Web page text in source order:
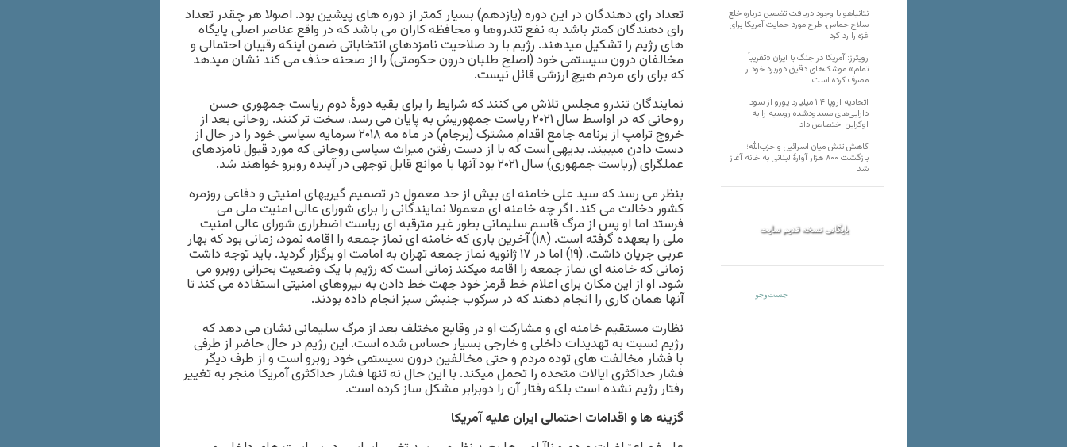
تعداد رای دهندگان در این دوره (یازدهم) بسیار کمتر از دوره های پیشین بود. اصولا هر چقدر تعداد
رای دهندگان کمتر باشد به نفع تندروها و محافظه کاران می باشد که در واقع عناصر اصلی پایگاه
های رژیم را تشکیل میدهند. رژیم با رد صلاحیت نامزدهای انتخاباتی ضمن اینکه رقیبان احتمالی و
مخالفان درون سیستمی خود (اصلح طلبان درون حکومتی) را از صحنه حذف می کند نشان میدهد
که برای رای مردم هیچ ارزشی قائل نیست.
نمایندگان تندرو مجلس تلاش می کنند که شرایط را برای بقیه دورۀ دوم ریاست جمهوری حسن
روحانی که در اواسط سال ۲۰۲۱ ریاست جمهوریش به پایان می رسد، سخت تر کنند. روحانی بعد از
خروج ترامپ از برنامه جامع اقدام مشترک (برجام) در ماه مه ۲۰۱۸ سرمایه سیاسی خود را در حال از
دست دادن میبیند. بدیهی است که با از دست رفتن میراث سیاسی روحانی که مورد قبول نامزدهای
عملگرای (ریاست جمهوری) سال ۲۰۲۱ بود آنها با موانع قابل توجهی در آینده روبرو خواهند شد.
بنظر می رسد که سید علی خامنه ای بیش از حد معمول در تصمیم گیریهای امنیتی و دفاعی روزمره
کشور دخالت می کند. اگر چه خامنه ای معمولا نمایندگانی را برای شورای عالی امنیت ملی می
فرستد اما او پس از مرگ قاسم سلیمانی بطور غیر مترقبه ای ریاست اضطراری شورای عالی امنیت
ملی را بعهده گرفته است. (۱۸) آخرین باری که خامنه ای نماز جمعه را اقامه نمود، زمانی بود که بهار
عربی جریان داشت. (۱۹) اما در ۱۷ ژانویه نماز جمعه تهران به امامت او برگزار گردید. باید توجه داشت
زمانی که خامنه ای نماز جمعه را اقامه میکند زمانی است که رژیم با یک وضعیت بحرانی روبرو می
شود. او از این مکان برای اعلام خط قرمز خود جهت خط دادن به نیروهای امنیتی استفاده می کند تا
آنها همان کاری را انجام دهند که در سرکوب جنبش سبز انجام داده بودند.
نظارت مستقیم خامنه ای و مشارکت او در وقایع مختلف بعد از مرگ سلیمانی نشان می دهد که
رژیم نسبت به تهدیدات داخلی و خارجی بسیار حساس شده است. این رژیم در حال حاضر از طرفی
با فشار مخالفت های توده مردم و حتی مخالفین درون سیستمی خود روبرو است و از طرف دیگر
فشار حداکثری ایالات متحده را تحمل میکند. با این حال نه تنها فشار حداکثری آمریکا منجر به تغییر
رفتار رژیم نشده است بلکه رفتار آن را دوبرابر مشکل ساز کرده است.
گزینه ها و اقدامات احتمالی ایران علیه آمریکا
نتانیاهو با وجود دریافت تضمین درباره خلع
سلاح حماس، طرح مورد حمایت آمریکا برای
غزه را رد کرد
رویترز: آمریکا در جنگ با ایران «تقریباً
تمام» موشک‌های دقیق دوربرد خود را
مصرف کرده است
اتحادیه اروپا ۱.۴ میلیارد یورو از سود
دارایی‌های مسدودشده روسیه را به
اوکراین ‏اختصاص داد
کاهش تنش میان اسرائیل و حزب‌الله؛
بازگشت ۸۰۰ هزار آوارۀ لبنانی به خانه‌ آغاز
شد
بایگانی نسخه قدیم سایت